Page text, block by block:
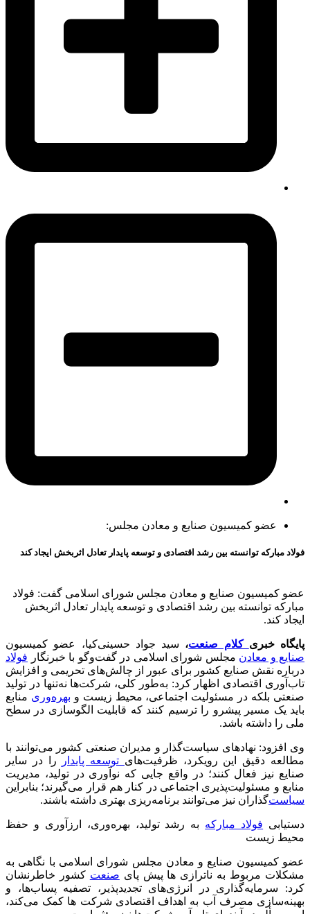
عضو کمیسیون صنایع و معادن مجلس:
فولاد مباركه توانسته بین رشد اقتصادی و توسعه پایدار تعادل اثربخش ایجاد كند
عضو کمیسیون صنایع و معادن مجلس شورای اسلامی گفت: فولاد
مباركه توانسته بین رشد اقتصادی و توسعه پایدار تعادل اثربخش
ایجاد كند.
پایگاه خبری کلام صنعت، سید جواد حسینی‌کیا، عضو کمیسیون
صنایع و معادن مجلس شورای اسلامی در گفت‌وگو با خبرنگار فولاد
درباره نقش صنایع کشور برای عبور از چالش‌های تحریمی و افزایش
تاب‌آوری اقتصادی اظهار کرد: به‌طور کلی، شرکت‌ها نه‌تنها در تولید
صنعتی بلکه در مسئولیت اجتماعی، محیط زیست و بهره‌وری منابع
باید یک مسیر پیشرو را ترسیم کنند که قابلیت الگوسازی در سطح
ملی را داشته باشد.
وی افزود: نهادهای سیاست‌گذار و مدیران صنعتی کشور می‌توانند با
مطالعه دقیق این رویکرد، ظرفیت‌های توسعه پایدار
را در سایر
صنایع نیز فعال کنند؛ در واقع جایی که نوآوری در تولید، مدیریت
منابع و مسئولیت‌پذیری اجتماعی در کنار هم قرار می‌گیرند؛ بنابراین
سیاست‌گذاران نیز می‌توانند برنامه‌ریزی بهتری داشته باشند.
دستیابی فولاد مبارکه به رشد تولید، بهره‌وری، ارزآوری و حفظ
محیط زیست
عضو کمیسیون صنایع و معادن مجلس شورای اسلامی با نگاهی به
مشکلات مربوط به ناترازی ها پیش پای صنعت کشور خاطرنشان
کرد: سرمایه‌گذاری در انرژی‌های تجدیدپذیر، تصفیه پساب‌ها، و
بهینه‌سازی مصرف آب به اهداف اقتصادی شرکت ها کمک می‌کند،